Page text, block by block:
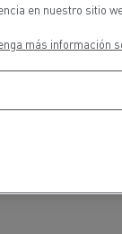
en nuestro sitio
más información